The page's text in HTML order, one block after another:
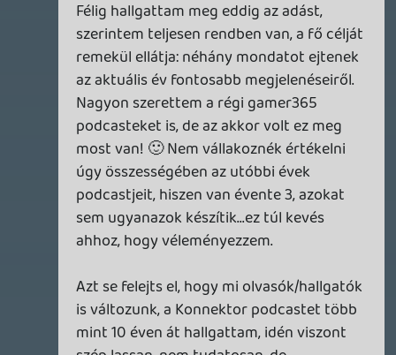
van), akkor legfeljebb nem hallgatom meg,
ha véleményt is nyilvánítok, akkor legalább
minimális szinten próbálok valami
konstuktív kritikát megfogalmazni, az
hogy liquid nélkül szar, még önmagában
kevés.
Dont 2023.12.31 11:07:24
Dont 2023.12.31 11:07:24 #1yyer
Ez a személyes véleményem, nem várom
el, hogy bárki egyetértsen velem. Annak
idején ünnep volt egy G365 podcast
megjelenése
, az újakat nem egyszer be
axl
2023.12.31 10:57:30